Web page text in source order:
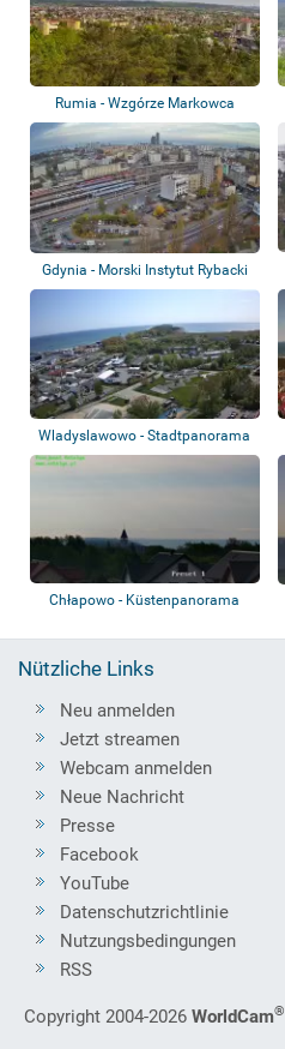
Rumia - Wzgórze Markowca
Gdynia - Morski Instytut Rybacki
Wladyslawowo - Stadtpanorama
Chłapowo - Küstenpanorama
Nützliche Links
Neu anmelden
Jetzt streamen
Webcam anmelden
Neue Nachricht
Presse
Facebook
YouTube
Datenschutzrichtlinie
Nutzungsbedingungen
RSS
Copyright 2004-2026 WorldCam®